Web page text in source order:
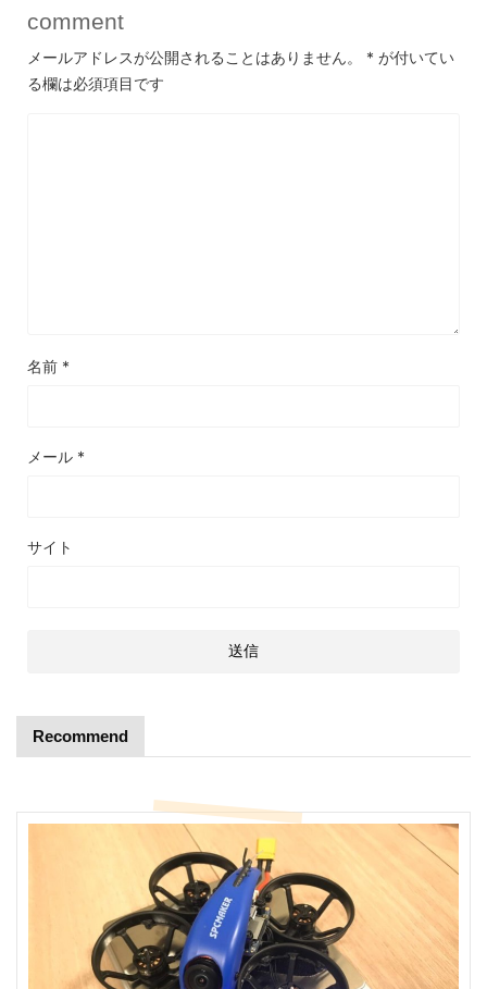
comment
メールアドレスが公開されることはありません。 * が付いてい
る欄は必須項目です
名前 *
メール *
サイト
Recommend